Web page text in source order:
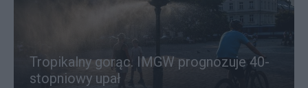
Tropikalny gorąc. IMGW prognozuje 40-
stopniowy upał